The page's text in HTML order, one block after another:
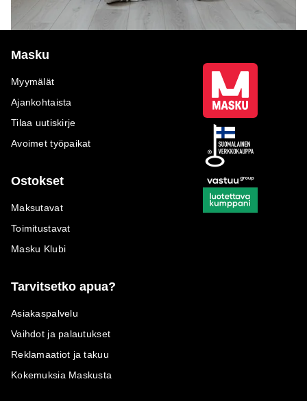
Masku
Myymälät
Ajankohtaista
Tilaa uutiskirje
Avoimet työpaikat
Ostokset
Maksutavat
Toimitustavat
Masku Klubi
Tarvitsetko apua?
Asiakaspalvelu
Vaihdot ja palautukset
Reklamaatiot ja takuu
Kokemuksia Maskusta